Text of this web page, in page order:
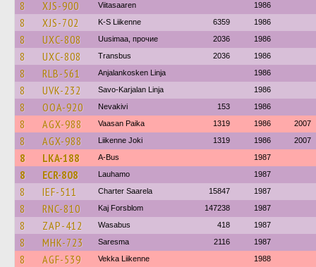
8 XJS-900 Viitasaaren 1986
8 XJS-702 K-S Liikenne 6359 1986
8 UXC-808 Uusimaa, прочие 2036 1986
8 UXC-808 Transbus 2036 1986
8 RLB-561 Anjalankosken Linja 1986
8 UVK-232 Savo-Karjalan Linja 1986
8 OOA-920 Nevakivi 153 1986
8 AGX-988 Vaasan Paika 1319 1986 2007
8 AGX-988 Liikenne Joki 1319 1986 2007
8 LKA-188 A-Bus 1987
8 ECR-808 Lauhamo 1987
8 IEF-511 Charter Saarela 15847 1987
8 RNC-810 Kaj Forsblom 147238 1987
8 ZAP-412 Wasabus 418 1987
8 MHK-723 Saresma 2116 1987
8 AGF-539 Vekka Liikenne 1988